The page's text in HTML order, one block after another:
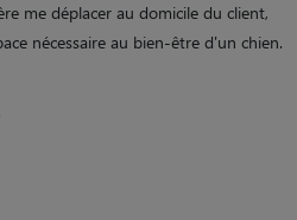
me déplacer au domicile du client,
nécessaire au bien-être d'un chien.